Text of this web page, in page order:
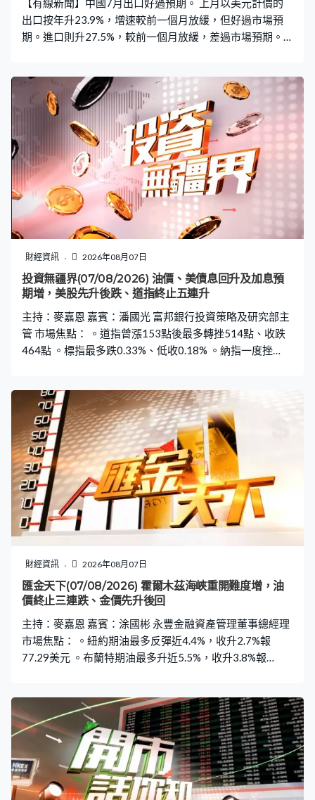
【有線新聞】中國7月出口好過預期。 上月以美元計價的
出口按年升23.9%，增速較前一個月放緩，但好過市場預
期。進口則升27.5%，較前一個月放緩，差過市場預期。
2.6%，對歐盟出口上升逾16%，對東盟出口增約25%。
財經資訊 2026年08月07日
投資無疆界(07/08/2026) 油價、美債息回升及加息預
期增，美股先升後跌、道指終止五連升
主持：麥嘉恩 嘉賓：潘國光 富邦銀行投資策略及研究部主
管 市場焦點： 。道指曾漲153點後最多轉挫514點、收跌
464點 。標指最多跌0.33%、低收0.18% 。納指一度挫
價跌近1.3% 。SanDisk業績後股價跌近7% 。SpaceX首批
限售股解禁，股價反升逾6%
財經資訊 2026年08月07日
匯金天下(07/08/2026) 霍爾木茲海峽重開難度增，油
價終止三連跌、金價先升後回
主持：麥嘉恩 嘉賓：涂國彬 永豐金融資產管理董事總經理
市場焦點： 。紐約期油最多反彈近4.4%，收升2.7%報
77.29美元 。布蘭特期油最多升近5.5%，收升3.8%報
美元後，紐約市一度落至4223美元 。銀價最多倒跌近2%
低見60.87美元 。美國上周首次申領失業救濟人數增1000
至19.9萬人低於預期 。Challenger：7月美國企業裁減職位
33429個按年少46.1% 。美國第二季非農業生產力初值增
長1.4%超預期 。英國金融時報引述熟悉沃什人士指，若通
脹未來數周通脹數據強，沃什準備9月加息